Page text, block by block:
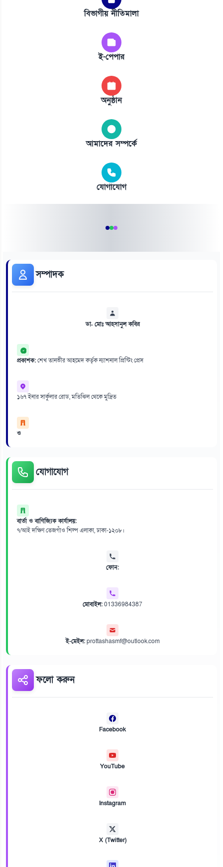
বিভাগীয় নীতিমালা
ই-পেপার
অনুষ্ঠান
আমাদের সম্পর্কে
যোগাযোগ
সম্পাদক
ডা. মোঃ আহসানুল কবির
প্রকাশক:শেখ তানভীর আহমেদ কর্তৃক ন্যাশনাল প্রিন্টিং প্রেস
১৬৭ ইনার সার্কুলার রোড, মতিঝিল থেকে মুদ্রিত
ও
যোগাযোগ
বার্তা ও বাণিজ্যিক কার্যালয়:
৭/আই দক্ষিণ তেজগাঁও শিল্প এলাকা, ঢাকা-১২০৮।
ফোন:
মোবাইল:01336984387
ই-মেইল:prottashasmf@outlook.com
ফলো করুন
Facebook
YouTube
Instagram
X (Twitter)